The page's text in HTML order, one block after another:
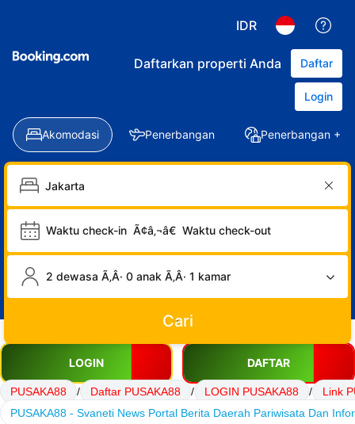
IDR
Daftarkan properti Anda Daftar
Login
Akomodasi Penerbangan Penerbangan +
Waktu check-in Ã¢â‚¬â€ Waktu check-out
2 dewasa Ã‚Â· 0 anak Ã‚Â· 1 kamar
Cari
LOGIN DAFTAR
PUSAKA88 / Daftar PUSAKA88 / LOGIN PUSAKA88 /
Link
PUSAKA88 - Svaneti News Portal Berita Daerah Pariwisata Dan